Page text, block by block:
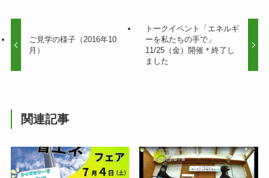
ご見学の様子（2016年10
月）
トークイベント「エネルギ
ーを私たちの手で」
11/25（金）開催＊終了し
ました
関連記事